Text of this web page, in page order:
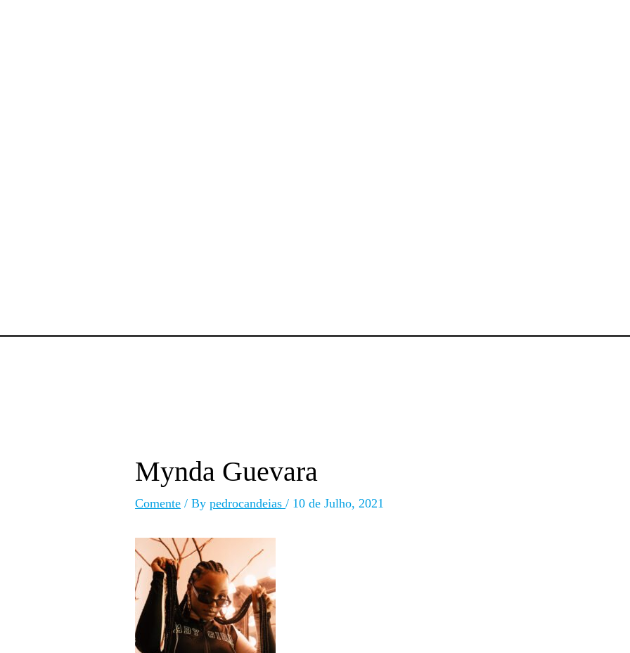
Mynda Guevara
Comente / Bypedrocandeias/ 10 de Julho, 2021